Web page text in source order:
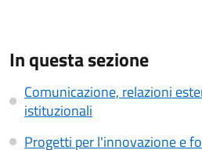
In questa sezione
Comunicazione, relazioni
istituzionali
Progetti per l'innovazione e